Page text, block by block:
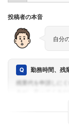
投稿者の本音
自分
勤務時間、残